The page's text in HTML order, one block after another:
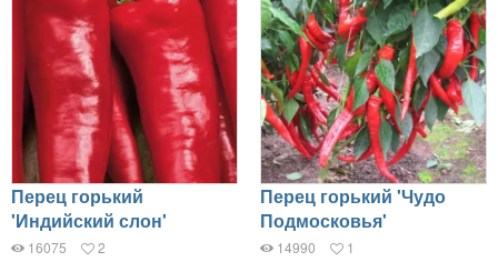
Перец горький
'Индийский слон'
16075 2
Перец горький 'Чудо
Подмосковья'
14990 1